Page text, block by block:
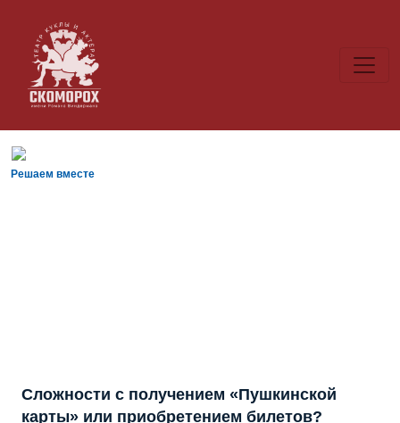
Решаем вместе
Сложности с получением «Пушкинской
карты» или приобретением билетов?